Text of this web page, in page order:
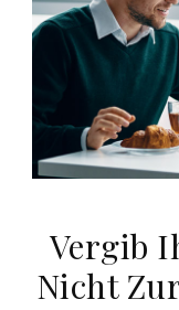
Vergib
Nicht